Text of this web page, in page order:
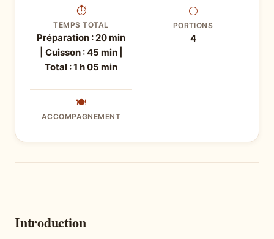
⏱
TEMPS TOTAL
Préparation : 20 min
| Cuisson : 45 min |
Total : 1 h 05 min
⚪
PORTIONS
4
🍽
ACCOMPAGNEMENT
Introduction